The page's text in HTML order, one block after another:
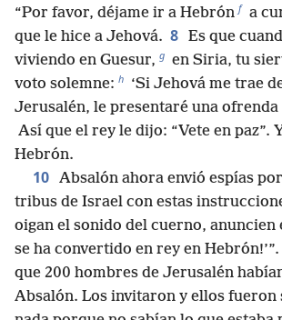
“Por favor, déjame ir a Hebrón f a
que le hice a Jehová. 8 Es que
viviendo en Guesur, g en Siria, tu
voto solemne: h ‘Si Jehová me trae
Jerusalén, le presentaré una ofrenda
Así que el rey le dijo: “Vete en paz”.
Hebrón.
10 Absalón ahora envió espías
tribus de Israel con estas
oigan el sonido del cuerno, anuncien
se ha convertido en rey en Hebrón!’”.
que 200 hombres de Jerusalén
Absalón. Los invitaron y ellos fueron